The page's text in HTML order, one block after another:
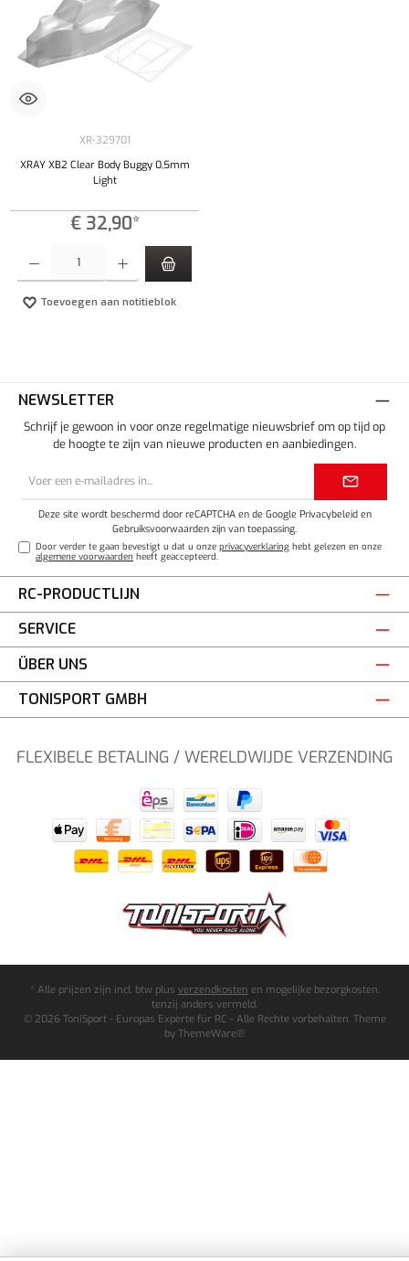
XR-329701
XRAY XB2 Clear Body Buggy 0,5mm
Light
€ 32,90*
Toevoegen aan notitieblok
NEWSLETTER
Schrijf je gewoon in voor onze regelmatige nieuwsbrief om op tijd op
de hoogte te zijn van nieuwe producten en aanbiedingen.
Deze site wordt beschermd door reCAPTCHA en de Google Privacybeleiden
Gebruiksvoorwaarden zijn van toepassing.
Door verder te gaan bevestigt u dat u onzeprivacyverklaring hebt gelezen en onze
algemene voorwaarden heeft geaccepteerd.
RC-PRODUCTLIJN
SERVICE
ÜBER UNS
TONISPORT GMBH
FLEXIBELE BETALING / WERELDWIJDE VERZENDING
* Alle prijzen zijn incl. btw plus verzendkosten en mogelijke bezorgkosten,
tenzij anders vermeld.
© 2026 ToniSport - Europas Experte für RC - Alle Rechte vorbehalten. Theme
by ThemeWare®